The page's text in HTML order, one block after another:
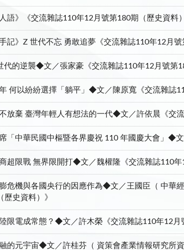
人語》《交流雜誌110年12月號第180期（歷史資料
手記》Z 世代不忘 勇敢追夢《交流雜誌110年12月號
代的逆襲◆文／張家豪《交流雜誌110年12月號第
何以紛紛選擇「躺平」◆文／陳原寬《交流雜誌
放棄 臺灣年輕人有想法的一代◆文／許依晨《交
「中華民國中樞暨各界慶祝 110 年國慶大會」◆
超限戰 無界限開打◆文／魏權隆《交流雜誌110年
危機與各國央行的因應作為◆文／王國臣（ 中華
歷史資料）》
限電成常態？◆文／許木榮《交流雜誌110年12月
的元宇宙◆文／許桂芬（ 資策會產業情報研究所